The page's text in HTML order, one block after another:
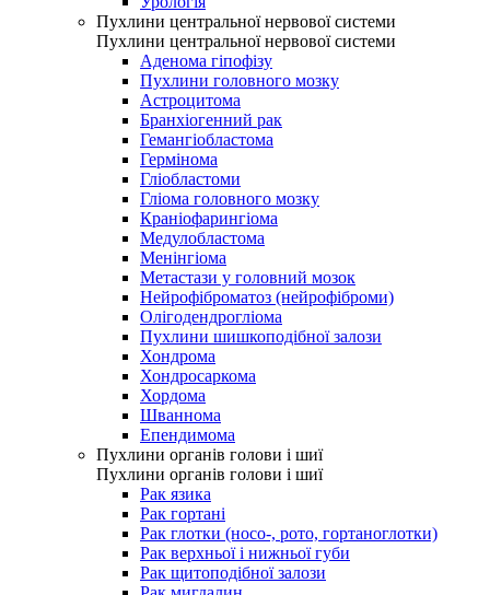
Пухлини центральної нервової системи
Пухлини центральної нервової системи
Аденома гіпофізу
Пухлини головного мозку
Астроцитома
Бранхіогенний рак
Гемангіобластома
Гермінома
Гліобластоми
Гліома головного мозку
Краніофарингіома
Медулобластома
Менінгіома
Метастази у головний мозок
Нейрофіброматоз (нейрофіброми)
Олігодендрогліома
Пухлини шишкоподібної залози
Хондрома
Хондросаркома
Хордома
Шваннома
Епендимома
Пухлини органів голови і шиї
Пухлини органів голови і шиї
Рак язика
Рак гортані
Рак глотки (носо-, рото, гортаноглотки)
Рак верхньої і нижньої губи
Рак щитоподібної залози